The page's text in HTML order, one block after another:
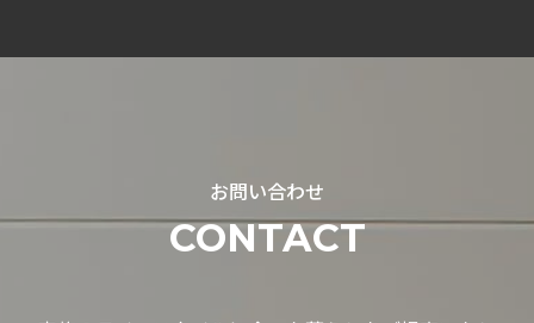
お問い合わせ
CONTACT